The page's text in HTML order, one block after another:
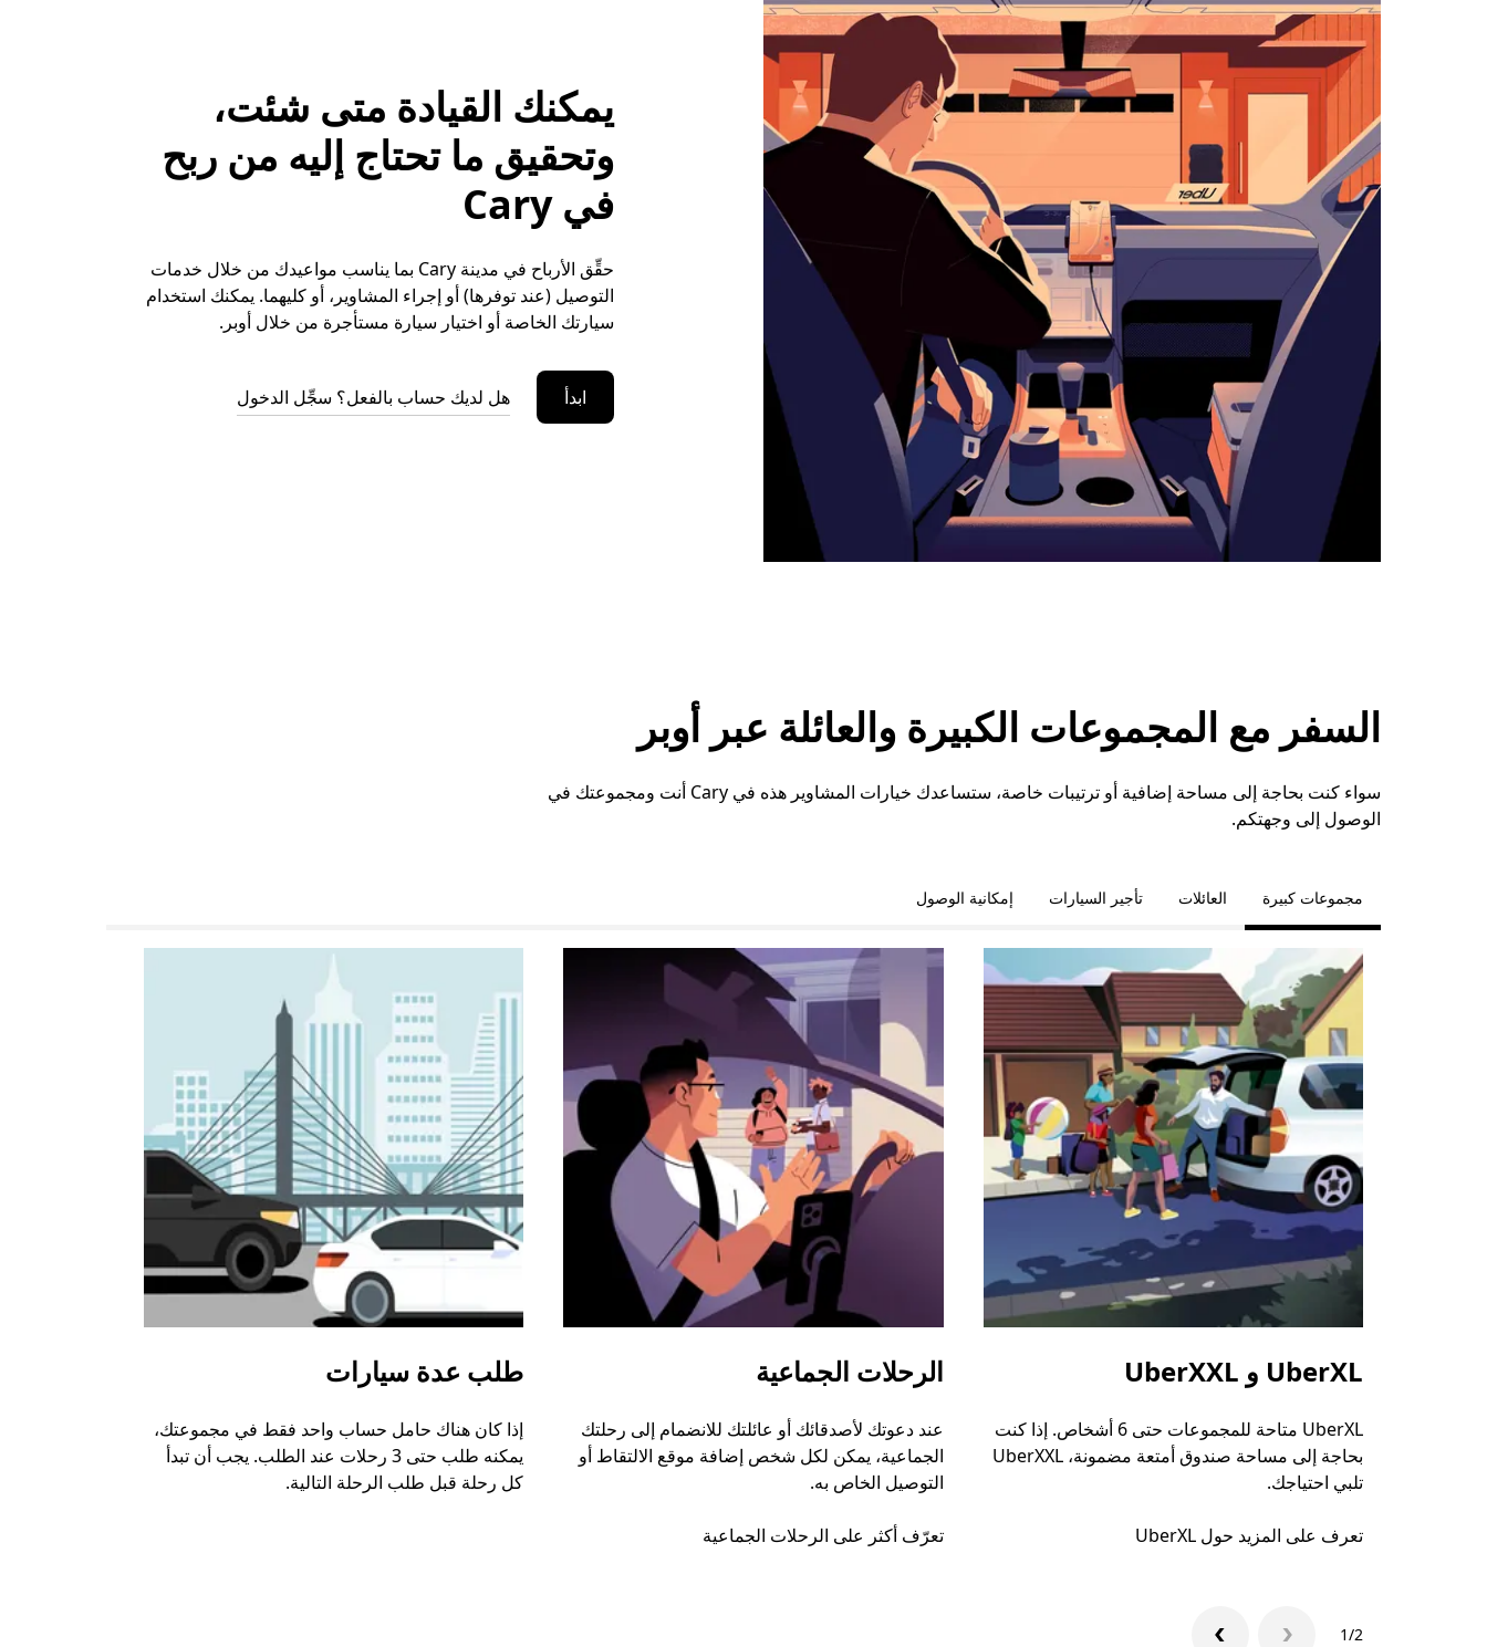
اضغط
زر
الخروج
التقويم.
يمكنك القيادة متى شئت،
وتحقيق ما تحتاج إليه من ربح
في Cary
حقِّق الأرباح في مدينة Cary بما يناسب مواعيدك من خلال خدمات
التوصيل (عند توفرها) أو إجراء المشاوير، أو كليهما. يمكنك استخدام
سيارتك الخاصة أو اختيار سيارة مستأجرة من خلال أوبر.
ابدأ هل لديك حساب بالفعل؟ سجِّل الدخول
السفر مع المجموعات الكبيرة والعائلة عبر أوبر
سواء كنت بحاجة إلى مساحة إضافية أو ترتيبات خاصة، ستساعدك خيارات المشاوير هذه في Cary أنت ومجموعتك في
الوصول إلى وجهتكم.
مجموعات كبيرة العائلات تأجير السيارات إمكانية الوصول
UberXL و UberXXL
UberXL متاحة للمجموعات حتى 6 أشخاص. إذا كنت
بحاجة إلى مساحة صندوق أمتعة مضمونة، UberXXL
تلبي احتياجك.
تعرف على المزيد حول UberXL
الرحلات الجماعية
عند دعوتك لأصدقائك أو عائلتك للانضمام إلى رحلتك
الجماعية، يمكن لكل شخص إضافة موقع الالتقاط أو
التوصيل الخاص به.
تعرّف أكثر على الرحلات الجماعية
طلب عدة سيارات
إذا كان هناك حامل حساب واحد فقط في مجموعتك،
يمكنه طلب حتى 3 رحلات عند الطلب. يجب أن تبدأ
كل رحلة قبل طلب الرحلة التالية.
1/2